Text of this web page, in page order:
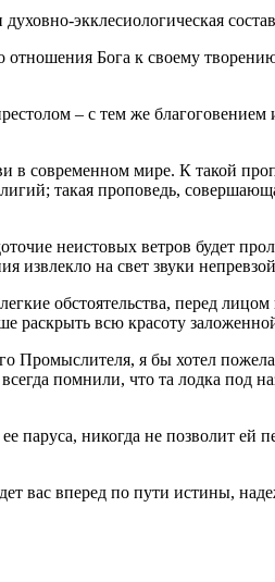
экклесиологическая
Бога к своему
– с тем же
современном мире. К такой
такая проповедь,
неистовых ветров будет
извлекло на свет звуки
обстоятельства, перед
раскрыть всю красоту
Промыслителя, я бы хотел
помнили, что та лодка
паруса, никогда не позволит
вас вперед по пути истины,